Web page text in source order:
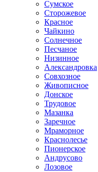
Сумское
Сторожевое
Красное
Чайкино
Солнечное
Песчаное
Низинное
Александровка
Совхозное
Живописное
Донское
Трудовое
Мазанка
Заречное
Мраморное
Краснолесье
Пионерское
Андрусово
Лозовое